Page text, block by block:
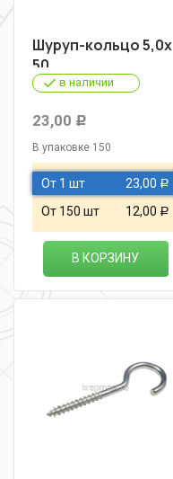
Шуруп-кольцо 5,0х
50
в наличии
23,00 Р
В упаковке 150
От 1 шт 23,00 Р
От 150 шт 12,00 Р
В КОРЗИНУ